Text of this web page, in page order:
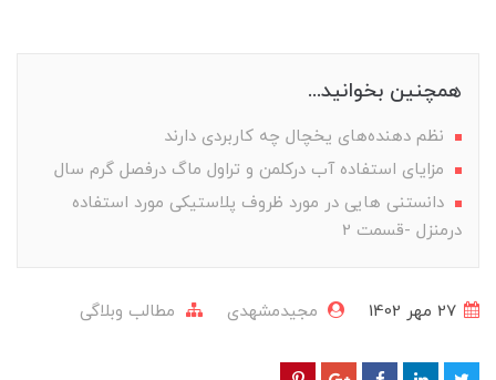
همچنین بخوانید...
نظم دهنده‌های یخچال چه کاربردی دارند
مزایای استفاده آب درکلمن و تراول ماگ درفصل گرم سال
دانستنی هایی در مورد ظروف پلاستیکی مورد استفاده
درمنزل -قسمت 2
مجیدمشهدی مطالب وبلاگی